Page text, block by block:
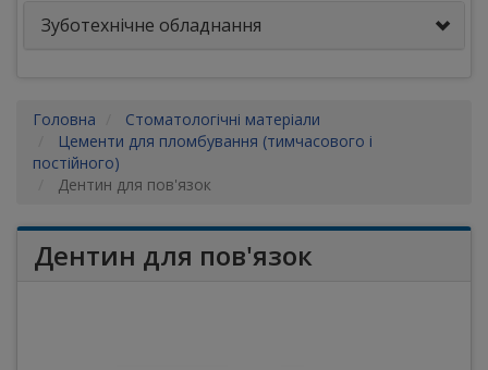
Зуботехнічне обладнання
Головна
Стоматологічні матеріали
Цементи для пломбування (тимчасового і
постійного)
Дентин для пов'язок
Дентин для пов'язок